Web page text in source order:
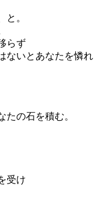
と。
らず
ないとあなたを憐れ
たの石を積む。
受け